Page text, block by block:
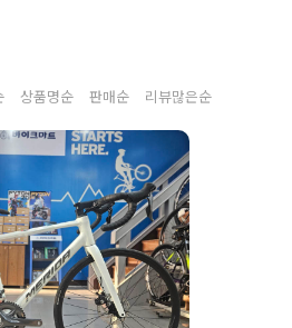
상품명순 판매순 리뷰많은순